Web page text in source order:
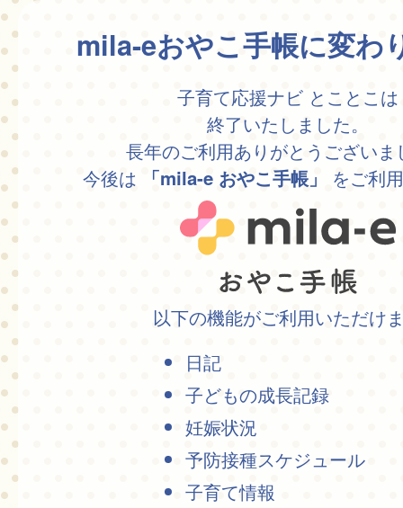
mila-eおやこ手帳に変わ
子育て応援ナビ とことこは
終了いたしました。
長年のご利用ありがとうございま
今後は
「mila-e おやこ手帳」 をご利
以下の機能がご利用いただけ
日記
子どもの成長記録
妊娠状況
予防接種スケジュール
子育て情報